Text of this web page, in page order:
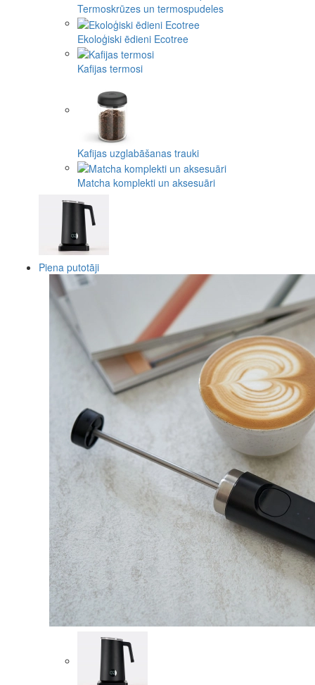
Termoskrūzes un termospudeles
Ekoloģiski ēdieni Ecotree
Kafijas termosi
Kafijas uzglabāšanas trauki
Matcha komplekti un aksesuāri
Piena putotāji